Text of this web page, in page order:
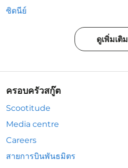
ซิดนีย์
ดูเพิ่มเติม
ครอบครัวสกู๊ต
Scootitude
Media centre
Careers
สายการบินพันธมิตร